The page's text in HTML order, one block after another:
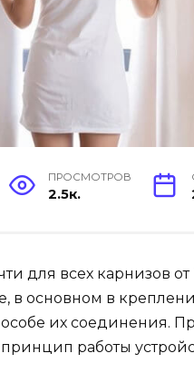
ПРОСМОТРОВ
2.5к.
для всех карнизов
основном в
их соединения.
работы